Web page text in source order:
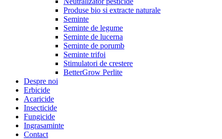
Produse bio si extracte naturale
Seminte
Seminte de legume
Seminte de lucerna
Seminte de porumb
Seminte trifoi
Stimulatori de crestere
BetterGrow Perlite
Despre noi
Erbicide
Acaricide
Insecticide
Fungicide
Ingrasaminte
Contact